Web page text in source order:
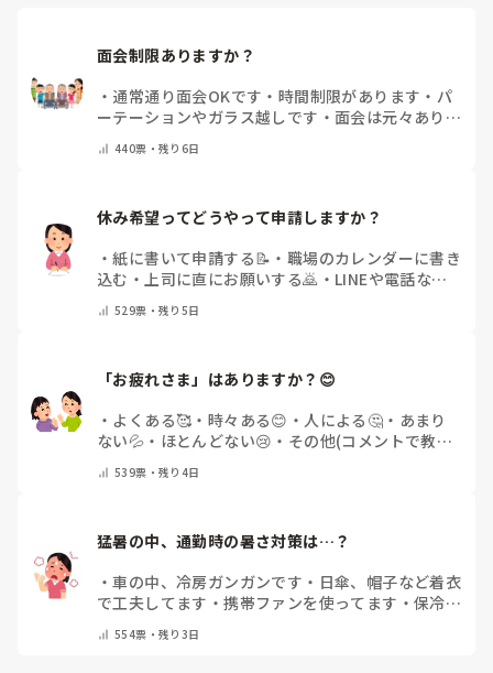
面会制限ありますか？
・ 通常通り面会OKです ・ 時間制限があります ・ パ
ーテーションやガラス越しです ・ 面会は元々ありま
440票・残り6日
休み希望ってどうやって申請しますか？
・紙に書いて申請する📝 ・ 職場のカレンダーに書き
込む ・ 上司に直にお願いする🙇 ・ LINEや電話など
529票・残り5日
「お疲れさま」はありますか？😊
・ よくある🥰 ・ 時々ある😊 ・ 人による🤔 ・ あまり
ない💦 ・ ほとんどない😢 ・ その他(コメントで教え
539票・残り4日
猛暑の中、通勤時の暑さ対策は…？
・車の中、冷房ガンガンです ・ 日傘、帽子など着衣
で工夫してます ・携帯ファンを使ってます ・ 保冷剤
ん ・その他（コメントで教えて下さい）
554票・残り3日